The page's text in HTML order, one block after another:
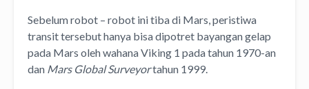
Sebelum robot – robot ini tiba di Mars, peristiwa
transit tersebut hanya bisa dipotret bayangan gelap
pada Mars oleh wahana Viking 1 pada tahun 1970-an
dan Mars Global Surveyortahun 1999.